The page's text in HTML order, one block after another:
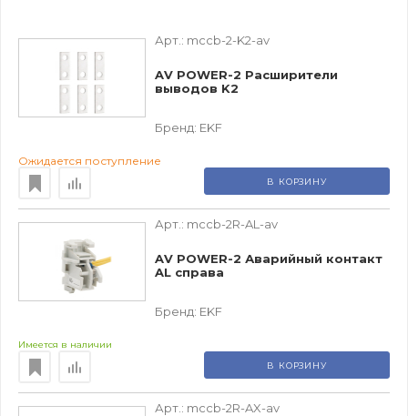
Арт.: mccb-2-K2-av
AV POWER-2 Расширители
выводов K2
Бренд: EKF
Ожидается поступление
В КОРЗИНУ
Арт.: mccb-2R-AL-av
AV POWER-2 Аварийный контакт
AL справа
Бренд: EKF
Имеется в наличии
В КОРЗИНУ
Арт.: mccb-2R-AX-av